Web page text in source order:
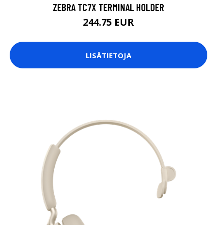
ZEBRA TC7X TERMINAL HOLDER
244.75 EUR
LISÄTIETOJA